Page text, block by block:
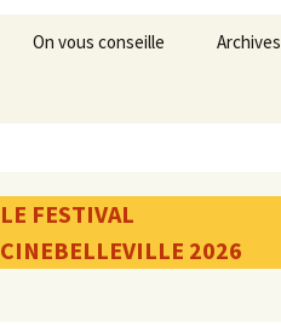
On vous conseille Archives
LE FESTIVAL
CINEBELLEVILLE 2026